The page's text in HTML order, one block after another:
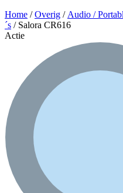
Home /Overig / Audio /
´s / Salora CR616
Actie